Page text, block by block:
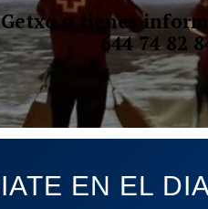
o tienes
644 74 82
EN EL